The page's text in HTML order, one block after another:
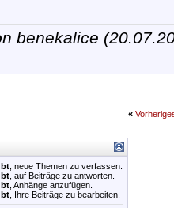
benekalice
«
, neue Themen zu verfassen.
, auf Beiträge zu antworten.
, Anhänge anzufügen.
, Ihre Beiträge zu bearbeiten.